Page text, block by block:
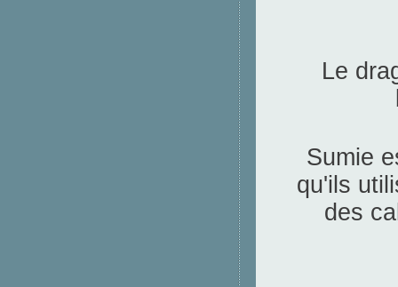
Le
Sumie
qu'ils
des